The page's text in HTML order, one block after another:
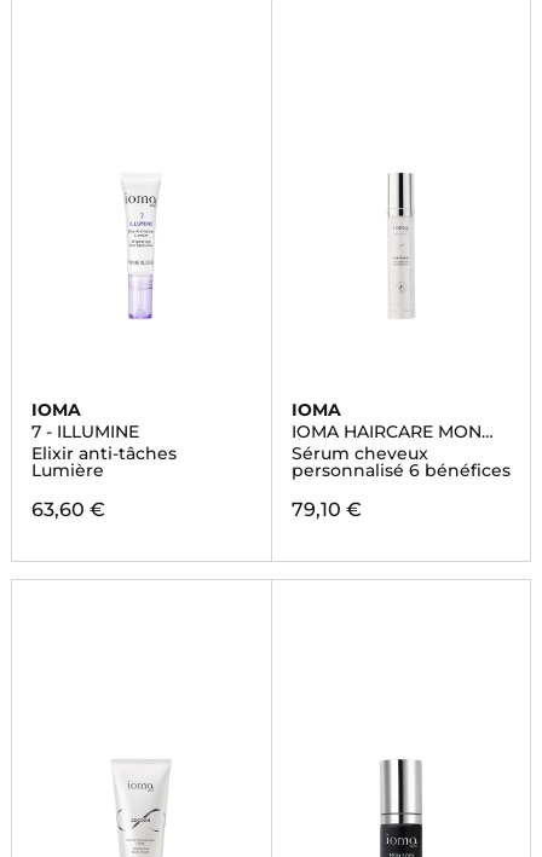
IOMA
7 - ILLUMINE
Elixir anti-tâches
Lumière
63,60 €
IOMA
IOMA HAIRCARE MON
ÉLIXIR
Sérum cheveux
personnalisé 6 bénéfices
79,10 €